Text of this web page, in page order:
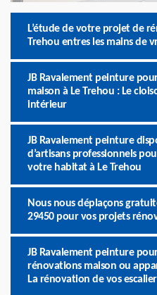
L’étude de votre projet de
Trehou entres les mains de
JB Ravalement peinture
maison à Le Trehou : Le
intérieur
JB Ravalement peinture
d’artisans professionnels
votre habitat à Le Trehou
Nous nous déplaçons
29450 pour vos projets
JB Ravalement peinture
rénovations maison ou
La rénovation de vos